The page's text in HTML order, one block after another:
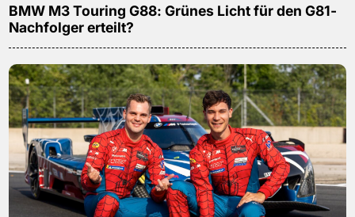
BMW M3 Touring G88: Grünes Licht für den G81-
Nachfolger erteilt?